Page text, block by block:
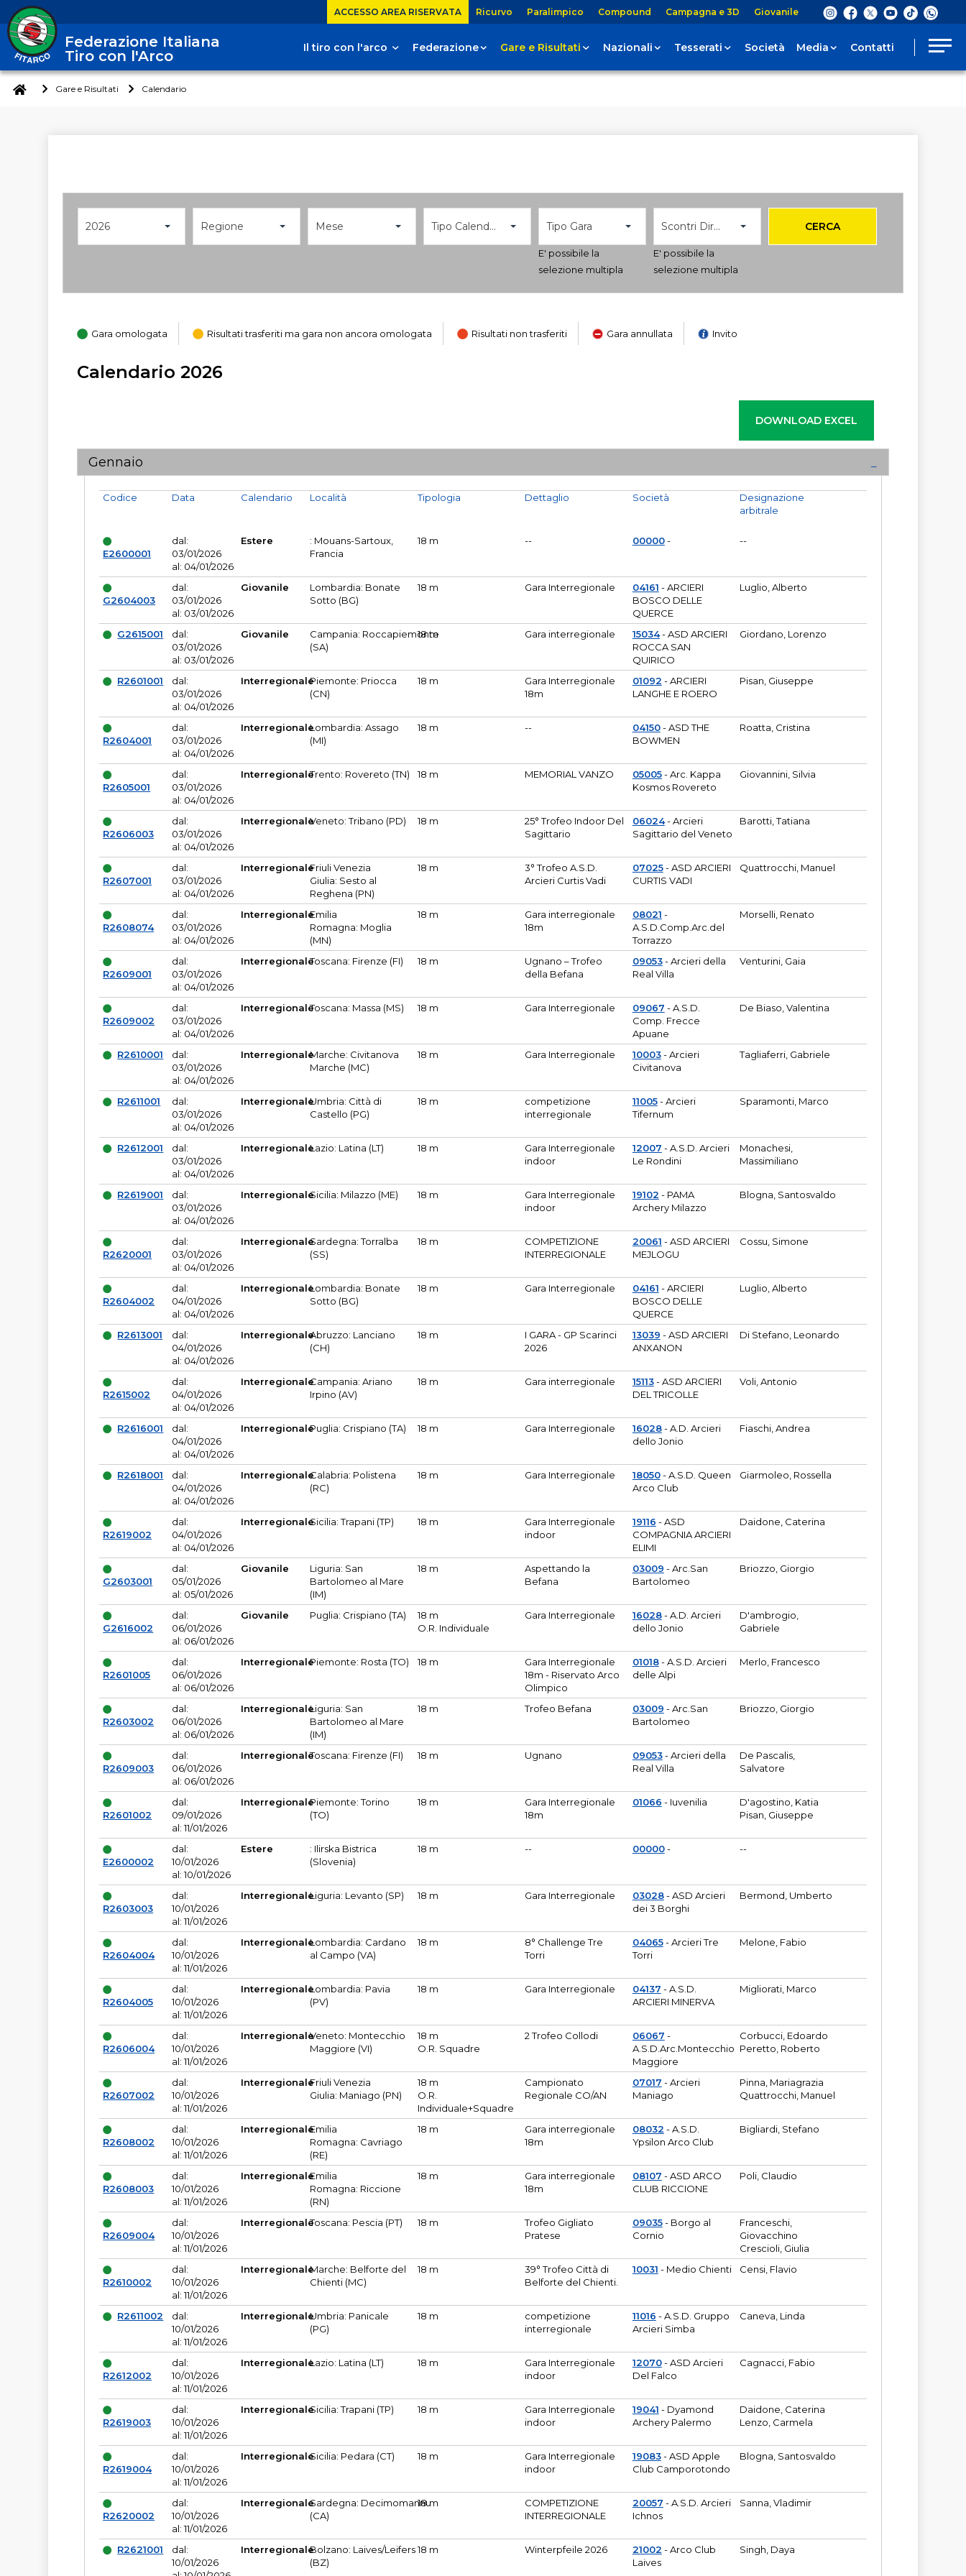
ACCESSO AREA RISERVATA Ricurvo Paralimpico Compound Campagna e 3D Giovanile
Federazione Italiana
Tiro con l'Arco
Il tiro con l'arco Federazione Gare e Risultati Nazionali Tesserati Società Media Contatti
Gare e Risultati Calendario
2026 Regione Mese Tipo Calendario Tipo Gara
E' possibile la
selezione multipla
Scontri Diretti
E' possibile la
selezione multipla
CERCA
Gara omologata Risultati trasferiti ma gara non ancora omologata Risultati non trasferiti Gara annullata Invito
Calendario 2026
Gennaio
Codice
E2600001
Data
dal:
03/01/2026
al: 04/01/2026
Calendario
Estere
Località
: Mouans-Sartoux,
Francia
Tipologia
18 m
Dettaglio
--
Società
00000-
Designazione
arbitrale
--
G2604003
dal:
03/01/2026
al: 03/01/2026
Giovanile
Lombardia: Bonate
Sotto (BG)
18 m Gara Interregionale 04161 - ARCIERI
BOSCO DELLE
QUERCE
Luglio, Alberto
G2615001
dal:
03/01/2026
al: 03/01/2026
Giovanile
Campania: Roccapiemonte
(SA)
18 m Gara interregionale 15034- ASD ARCIERI
ROCCA SAN
QUIRICO
Giordano, Lorenzo
R2601001
dal:
03/01/2026
al: 04/01/2026
InterregionalePiemonte: Priocca
(CN)
18 m
Gara Interregionale
18m
01092 - ARCIERI
LANGHE E ROERO
Pisan, Giuseppe
R2604001
dal:
03/01/2026
al: 04/01/2026
InterregionaleLombardia: Assago
(MI)
18 m -- 04150- ASD THE
BOWMEN
Roatta, Cristina
R2605001
dal:
03/01/2026
al: 04/01/2026
InterregionaleTrento: Rovereto (TN) 18 m MEMORIAL VANZO 05005- Arc. Kappa
Kosmos Rovereto
Giovannini, Silvia
R2606003
dal:
03/01/2026
al: 04/01/2026
InterregionaleVeneto: Tribano (PD) 18 m
25° Trofeo Indoor Del
Sagittario
06024- Arcieri
Sagittario del Veneto
Barotti, Tatiana
R2607001
dal:
03/01/2026
al: 04/01/2026
InterregionaleFriuli Venezia
Giulia: Sesto al
Reghena (PN)
18 m
3° Trofeo A.S.D.
Arcieri Curtis Vadi
07025- ASD ARCIERI
CURTIS VADI
Quattrocchi, Manuel
R2608074
dal:
03/01/2026
al: 04/01/2026
InterregionaleEmilia
Romagna: Moglia
(MN)
18 m
Gara interregionale
18m
08021 -
A.S.D.Comp.Arc.del
Torrazzo
Morselli, Renato
R2609001
dal:
03/01/2026
al: 04/01/2026
InterregionaleToscana: Firenze (FI) 18 m
Ugnano – Trofeo
della Befana
09053- Arcieri della
Real Villa
Venturini, Gaia
R2609002
dal:
03/01/2026
al: 04/01/2026
InterregionaleToscana: Massa (MS) 18 m Gara Interregionale 09067 - A.S.D.
Comp. Frecce
Apuane
De Biaso, Valentina
R2610001
dal:
03/01/2026
al: 04/01/2026
InterregionaleMarche: Civitanova
Marche (MC)
18 m Gara Interregionale 10003- Arcieri
Civitanova
Tagliaferri, Gabriele
R2611001
dal:
03/01/2026
al: 04/01/2026
InterregionaleUmbria: Città di
Castello (PG)
18 m
competizione
interregionale
11005- Arcieri
Tifernum
Sparamonti, Marco
R2612001
dal:
03/01/2026
al: 04/01/2026
InterregionaleLazio: Latina (LT) 18 m
Gara Interregionale
indoor
12007 - A.S.D. Arcieri
Le Rondini
Monachesi,
Massimiliano
R2619001
dal:
03/01/2026
al: 04/01/2026
InterregionaleSicilia: Milazzo (ME) 18 m
Gara Interregionale
indoor
19102 - PAMA
Archery Milazzo
Blogna, Santosvaldo
R2620001
dal:
03/01/2026
al: 04/01/2026
InterregionaleSardegna: Torralba
(SS)
18 m
COMPETIZIONE
INTERREGIONALE
20061 - ASD ARCIERI
MEJLOGU
Cossu, Simone
R2604002
dal:
04/01/2026
al: 04/01/2026
InterregionaleLombardia: Bonate
Sotto (BG)
18 m Gara Interregionale 04161 - ARCIERI
BOSCO DELLE
QUERCE
Luglio, Alberto
R2613001
dal:
04/01/2026
al: 04/01/2026
InterregionaleAbruzzo: Lanciano
(CH)
18 m
I GARA - GP Scarinci
2026
13039 - ASD ARCIERI
ANXANON
Di Stefano, Leonardo
R2615002
dal:
04/01/2026
al: 04/01/2026
InterregionaleCampania: Ariano
Irpino (AV)
18 m Gara interregionale 15113- ASD ARCIERI
DEL TRICOLLE
Voli, Antonio
R2616001
dal:
04/01/2026
al: 04/01/2026
InterregionalePuglia: Crispiano (TA) 18 m Gara Interregionale 16028- A.D. Arcieri
dello Jonio
Fiaschi, Andrea
R2618001
dal:
04/01/2026
al: 04/01/2026
InterregionaleCalabria: Polistena
(RC)
18 m Gara Interregionale 18050- A.S.D. Queen
Arco Club
Giarmoleo, Rossella
R2619002
dal:
04/01/2026
al: 04/01/2026
InterregionaleSicilia: Trapani (TP) 18 m
Gara Interregionale
indoor
19116 - ASD
COMPAGNIA ARCIERI
ELIMI
Daidone, Caterina
G2603001
dal:
05/01/2026
al: 05/01/2026
Giovanile
Liguria: San
Bartolomeo al Mare
(IM)
18 m
Aspettando la
Befana
03009 - Arc.San
Bartolomeo
Briozzo, Giorgio
G2616002
dal:
06/01/2026
al: 06/01/2026
Giovanile Puglia: Crispiano (TA)
18 m
O.R. Individuale
Gara Interregionale 16028- A.D. Arcieri
dello Jonio
D'ambrogio,
Gabriele
R2601005
dal:
06/01/2026
al: 06/01/2026
InterregionalePiemonte: Rosta (TO) 18 m
Gara Interregionale
18m - Riservato Arco
Olimpico
01018- A.S.D. Arcieri
delle Alpi
Merlo, Francesco
R2603002
dal:
06/01/2026
al: 06/01/2026
InterregionaleLiguria: San
Bartolomeo al Mare
(IM)
18 m Trofeo Befana 03009 - Arc.San
Bartolomeo
Briozzo, Giorgio
R2609003
dal:
06/01/2026
al: 06/01/2026
InterregionaleToscana: Firenze (FI) 18 m Ugnano 09053- Arcieri della
Real Villa
De Pascalis,
Salvatore
R2601002
dal:
09/01/2026
al: 11/01/2026
InterregionalePiemonte: Torino
(TO)
18 m
Gara Interregionale
18m
01066 - Iuvenilia
D'agostino, Katia
Pisan, Giuseppe
E2600002
dal:
10/01/2026
al: 10/01/2026
Estere
: Ilirska Bistrica
(Slovenia)
18 m -- 00000- --
R2603003
dal:
10/01/2026
al: 11/01/2026
InterregionaleLiguria: Levanto (SP) 18 m Gara Interregionale 03028- ASD Arcieri
dei 3 Borghi
Bermond, Umberto
R2604004
dal:
10/01/2026
al: 11/01/2026
InterregionaleLombardia: Cardano
al Campo (VA)
18 m
8° Challenge Tre
Torri
04065- Arcieri Tre
Torri
Melone, Fabio
R2604005
dal:
10/01/2026
al: 11/01/2026
InterregionaleLombardia: Pavia
(PV)
18 m Gara Interregionale 04137 - A.S.D.
ARCIERI MINERVA
Migliorati, Marco
R2606004
dal:
10/01/2026
al: 11/01/2026
InterregionaleVeneto: Montecchio
Maggiore (VI)
18 m
O.R. Squadre
2 Trofeo Collodi 06067 -
A.S.D.Arc.Montecchio
Maggiore
Corbucci, Edoardo
Peretto, Roberto
R2607002
dal:
10/01/2026
al: 11/01/2026
InterregionaleFriuli Venezia
Giulia: Maniago (PN)
18 m
O.R.
Individuale+Squadre
Campionato
Regionale CO/AN
07017 - Arcieri
Maniago
Pinna, Mariagrazia
Quattrocchi, Manuel
R2608002
dal:
10/01/2026
al: 11/01/2026
InterregionaleEmilia
Romagna: Cavriago
(RE)
18 m
Gara interregionale
18m
08032 - A.S.D.
Ypsilon Arco Club
Bigliardi, Stefano
R2608003
dal:
10/01/2026
al: 11/01/2026
InterregionaleEmilia
Romagna: Riccione
(RN)
18 m
Gara interregionale
18m
08107 - ASD ARCO
CLUB RICCIONE
Poli, Claudio
R2609004
dal:
10/01/2026
al: 11/01/2026
InterregionaleToscana: Pescia (PT) 18 m
Trofeo Gigliato
Pratese
09035- Borgo al
Cornio
Franceschi,
Giovacchino
Crescioli, Giulia
R2610002
dal:
10/01/2026
al: 11/01/2026
InterregionaleMarche: Belforte del
Chienti (MC)
18 m
39° Trofeo Città di
Belforte del Chienti.
10031 - Medio Chienti Censi, Flavio
R2611002
dal:
10/01/2026
al: 11/01/2026
InterregionaleUmbria: Panicale
(PG)
18 m
competizione
interregionale
11016 - A.S.D. Gruppo
Arcieri Simba
Caneva, Linda
R2612002
dal:
10/01/2026
al: 11/01/2026
InterregionaleLazio: Latina (LT) 18 m
Gara Interregionale
indoor
12070- ASD Arcieri
Del Falco
Cagnacci, Fabio
R2619003
dal:
10/01/2026
al: 11/01/2026
InterregionaleSicilia: Trapani (TP) 18 m
Gara Interregionale
indoor
19041 - Dyamond
Archery Palermo
Daidone, Caterina
Lenzo, Carmela
R2619004
dal:
10/01/2026
al: 11/01/2026
InterregionaleSicilia: Pedara (CT) 18 m
Gara Interregionale
indoor
19083- ASD Apple
Club Camporotondo
Blogna, Santosvaldo
R2620002
dal:
10/01/2026
al: 11/01/2026
InterregionaleSardegna: Decimomannu
(CA)
18 m
COMPETIZIONE
INTERREGIONALE
20057 - A.S.D. Arcieri
Ichnos
Sanna, Vladimir
R2621001
dal:
10/01/2026
InterregionaleBolzano: Laives/Leifers
(BZ)
18 m Winterpfeile 2026 21002 - Arco Club
Laives
Singh, Daya